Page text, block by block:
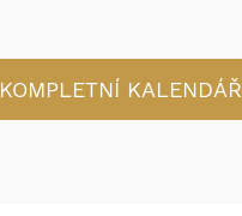
KOMPLETNÍ KALENDÁŘ